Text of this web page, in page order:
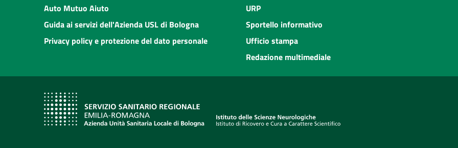
Auto Mutuo Aiuto
Guida ai servizi dell'Azienda USL di Bologna
Privacy policy e protezione del dato personale
URP
Sportello informativo
Ufficio stampa
Redazione multimediale